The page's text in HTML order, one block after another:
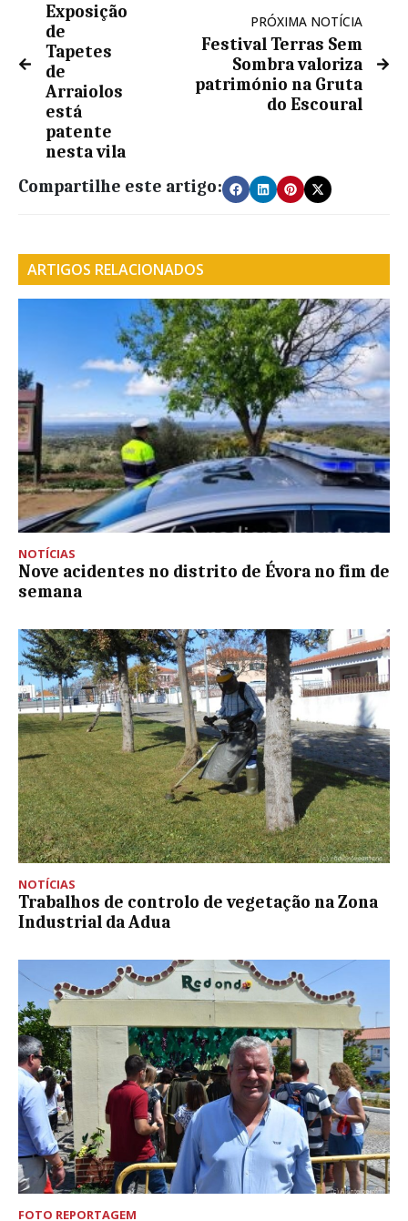
Exposição
de
Tapetes
de
Arraiolos
está
patente
nesta vila
PRÓXIMA NOTÍCIA
Festival Terras Sem
Sombra valoriza
património na Gruta
do Escoural
Compartilhe este artigo:
ARTIGOS RELACIONADOS
NOTÍCIAS
Nove acidentes no distrito de Évora no fim de
semana
NOTÍCIAS
Trabalhos de controlo de vegetação na Zona
Industrial da Adua
FOTO REPORTAGEM